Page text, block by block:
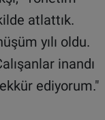
atlattık.
yılı oldu.
inandı
ediyorum."